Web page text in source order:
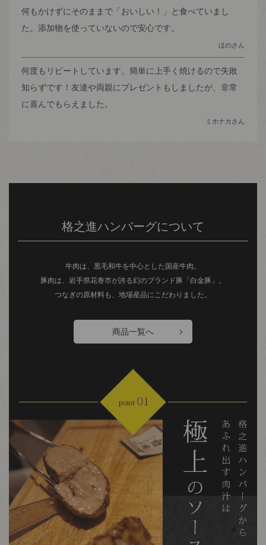
何もかけずにそのままで「おいしい！」と食べていまし
た。添加物を使っていないので安心です。
ほのさん
何度もリピートしています。簡単に上手く焼けるので失敗
知らずです！友達や両親にプレゼントもしましたが、非常
に喜んでもらえました。
ミホナカさん
格之進ハンバーグについて
牛肉は、黒毛和牛を中心とした国産牛肉。
豚肉は、岩手県花巻市が誇る幻のブランド豚「白金豚」。
つなぎの原材料も、地場産品にこだわりました。
商品一覧へ